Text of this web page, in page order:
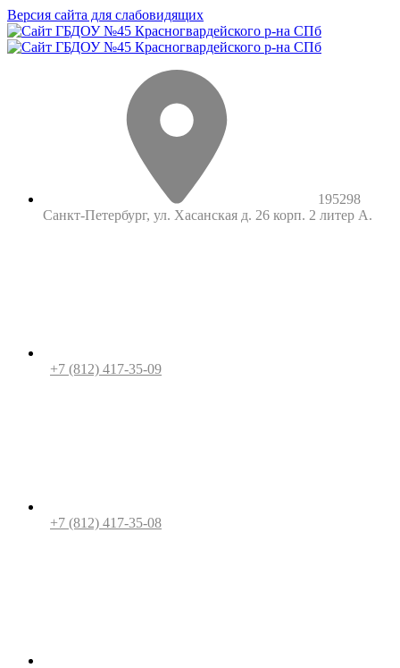
Версия сайта для слабовидящих
195298
Санкт-Петербург, ул. Хасанская д. 26 корп. 2 литер А.
+7 (812) 417-35-09
+7 (812) 417-35-08